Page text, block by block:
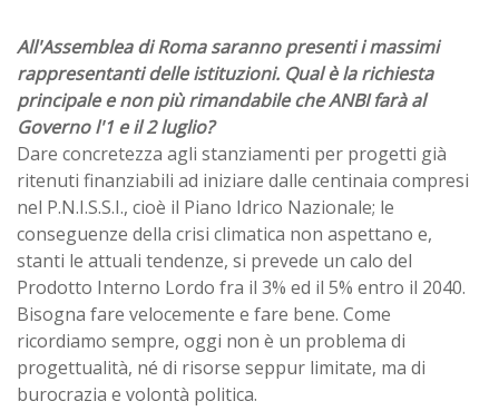
All'Assemblea di Roma saranno presenti i massimi
rappresentanti delle istituzioni. Qual è la richiesta
principale e non più rimandabile che ANBI farà al
Governo l'1 e il 2 luglio?
Dare concretezza agli stanziamenti per progetti già
ritenuti finanziabili ad iniziare dalle centinaia compresi
nel P.N.I.S.S.I., cioè il Piano Idrico Nazionale; le
conseguenze della crisi climatica non aspettano e,
stanti le attuali tendenze, si prevede un calo del
Prodotto Interno Lordo fra il 3% ed il 5% entro il 2040.
Bisogna fare velocemente e fare bene. Come
ricordiamo sempre, oggi non è un problema di
progettualità, né di risorse seppur limitate, ma di
burocrazia e volontà politica.